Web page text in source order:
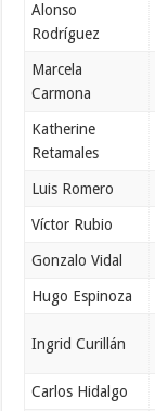
Alonso
Rodríguez
Marcela
Carmona
Katherine
Retamales
Luis Romero
Víctor Rubio
Gonzalo Vidal
Hugo Espinoza
Ingrid Curillán
Carlos Hidalgo